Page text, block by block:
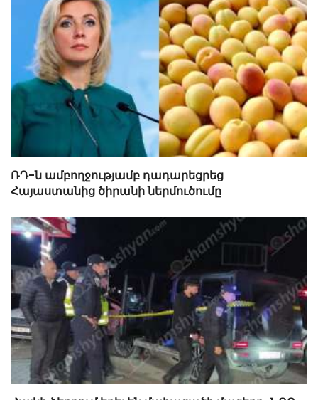
ՌԴ-ն ամբողջությամբ դադարեցրեց
Հայաստանից ծիրանի ներմուծումը